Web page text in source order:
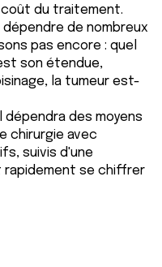
coût du traitement.
de nombreux
pas encore : quel
son étendue,
la tumeur est-
des moyens
chirurgie avec
suivis d'une
rapidement se chiffrer